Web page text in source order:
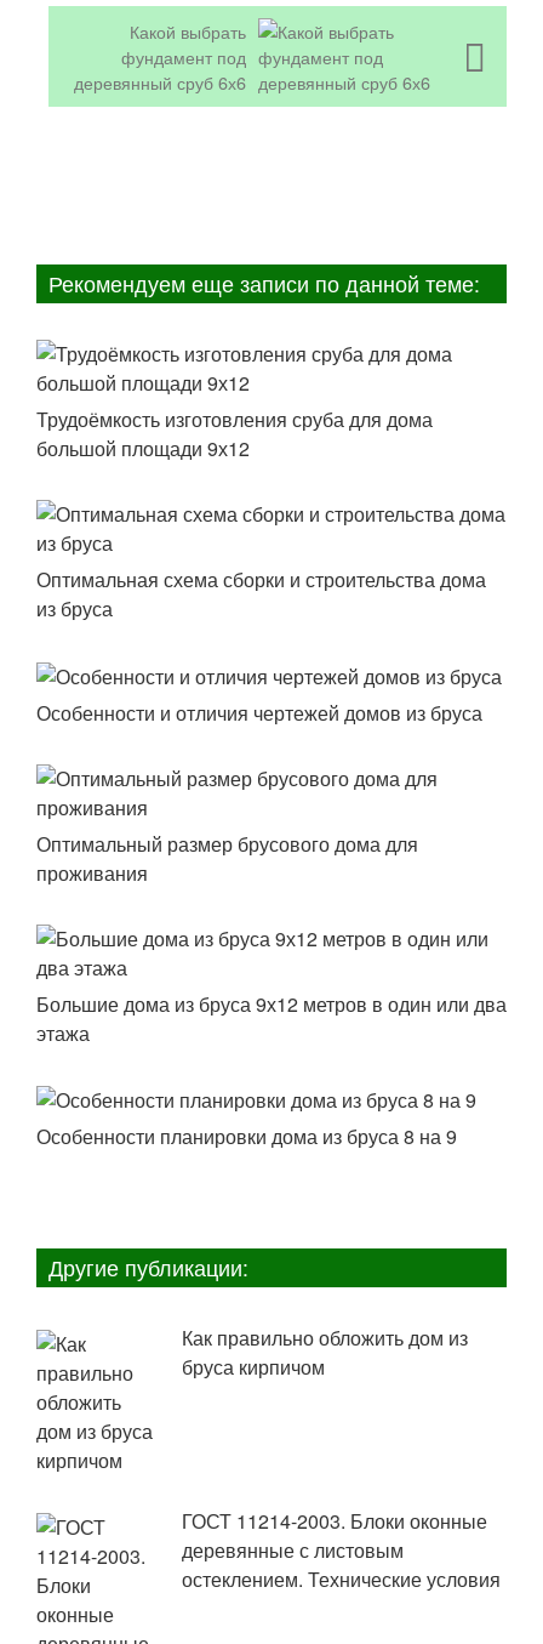
Какой выбрать
фундамент под
деревянный сруб 6х6
Рекомендуем еще записи по данной теме:
Трудоёмкость изготовления сруба для дома
большой площади 9х12
Оптимальная схема сборки и строительства дома
из бруса
Особенности и отличия чертежей домов из бруса
Оптимальный размер брусового дома для
проживания
Большие дома из бруса 9х12 метров в один или два
этажа
Особенности планировки дома из бруса 8 на 9
Другие публикации:
Как правильно обложить дом из
бруса кирпичом
ГОСТ 11214-2003. Блоки оконные
деревянные с листовым
остеклением. Технические условия